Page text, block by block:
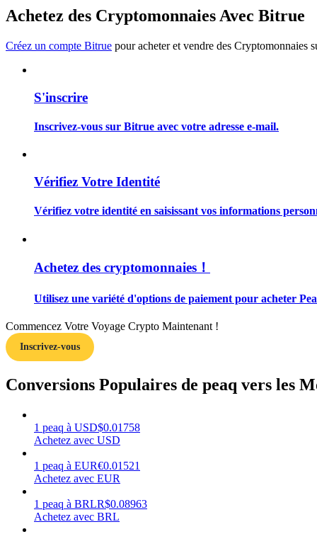
Devenez un trader de copie
Information
Analyse de mégadonnées, y compris des informations
Guide
Stratégies de trading
Achetez des Cryptomonnaies Avec Bitrue
Créez un compte Bitrue pour acheter et vendre des Cryptomonnaies
S'inscrire
Inscrivez-vous sur Bitrue avec votre adresse e-mail.
Vérifiez Votre Identité
Vérifiez votre identité en saisissant vos informations
Achetez des cryptomonnaies！
Utilisez une variété d'options de paiement pour acheter
Commencez Votre Voyage Crypto Maintenant !
Inscrivez-vous
Conversions Populaires de peaq vers les
1 peaq à USD$0.01758
Achetez avec USD
1 peaq à EUR€0.01521
Achetez avec EUR
1 peaq à BRLR$0.08963
Achetez avec BRL